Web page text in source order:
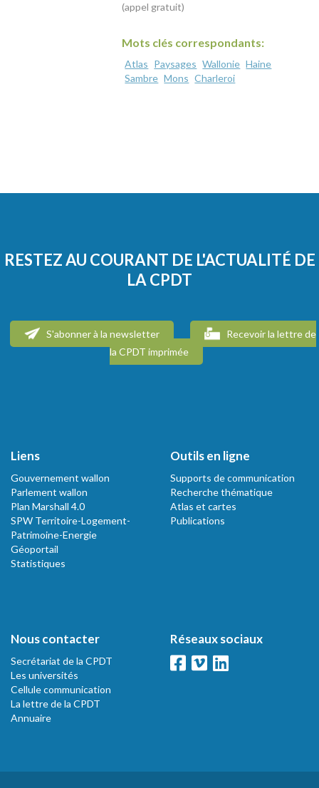
(appel gratuit)
Mots clés correspondants:
Atlas Paysages Wallonie Haine
Sambre Mons Charleroi
RESTEZ AU COURANT DE L'ACTUALITÉ DE
LA CPDT
S'abonner à la newsletter
Recevoir la lettre de
la CPDT imprimée
Liens
Gouvernement wallon
Parlement wallon
Plan Marshall 4.0
SPW Territoire-Logement-
Patrimoine-Energie
Géoportail
Statistiques
Outils en ligne
Supports de communication
Recherche thématique
Atlas et cartes
Publications
Nous contacter
Secrétariat de la CPDT
Les universités
Cellule communication
La lettre de la CPDT
Annuaire
Réseaux sociaux